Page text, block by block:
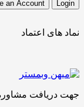
نماد های اعتماد
جهت دریافت مشاوره،سفارش